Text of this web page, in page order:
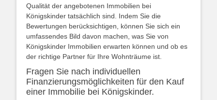
Qualität der angebotenen Immobilien bei
Königskinder tatsächlich sind. Indem Sie die
Bewertungen berücksichtigen, können Sie sich ein
umfassendes Bild davon machen, was Sie von
Königskinder Immobilien erwarten können und ob es
der richtige Partner für Ihre Wohnträume ist.
Fragen Sie nach individuellen
Finanzierungsmöglichkeiten für den Kauf
einer Immobilie bei Königskinder.